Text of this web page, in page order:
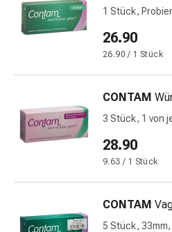
Wundbinden
Kompressen
Fingerverbände
Fixationspflaster
Gazen
Pflaster
Pflasterbinden,
Tapes
Netzverbände
1 Stück,
26.90
26.90 / 1 Stück
CONTAM
3 Stück, 1 von
28.90
9.63 / 1 Stück
CONTAM
5 Stück, 33mm,